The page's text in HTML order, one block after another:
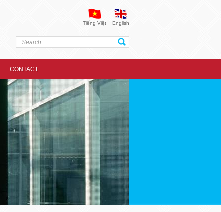
English
Tiếng Việt
CONTACT